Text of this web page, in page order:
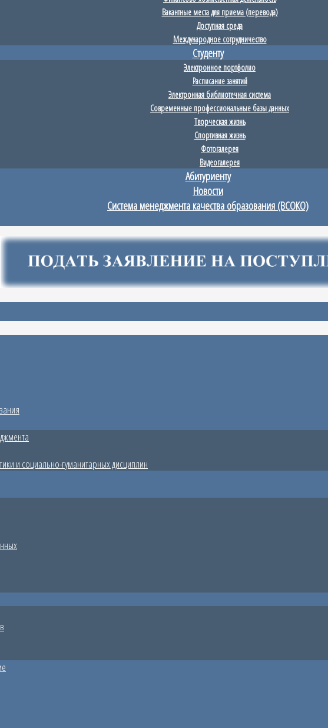
Вакантные места для приема (перевода)
Доступная среда
Международное сотрудничество
Студенту
Электронное портфолио
Расписание занятий
Электронная библиотечная система
Современные профессиональные базы данных
Творческая жизнь
Спортивная жизнь
Фотогалерея
Видеогалерея
Абитуриенту
Новости
Система менеджмента качества образования (ВСОКО)
и социально-гуманитарных дисциплин